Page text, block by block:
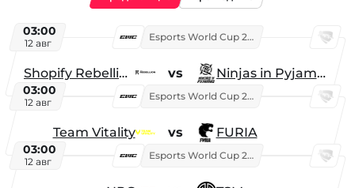
03:00
12 авг
Esports World Cup 2026
Shopify Rebellion vs Ninjas in Pyjamas
03:00
12 авг
Esports World Cup 2026
Team Vitality vs FURIA
03:00
12 авг
Esports World Cup 2026